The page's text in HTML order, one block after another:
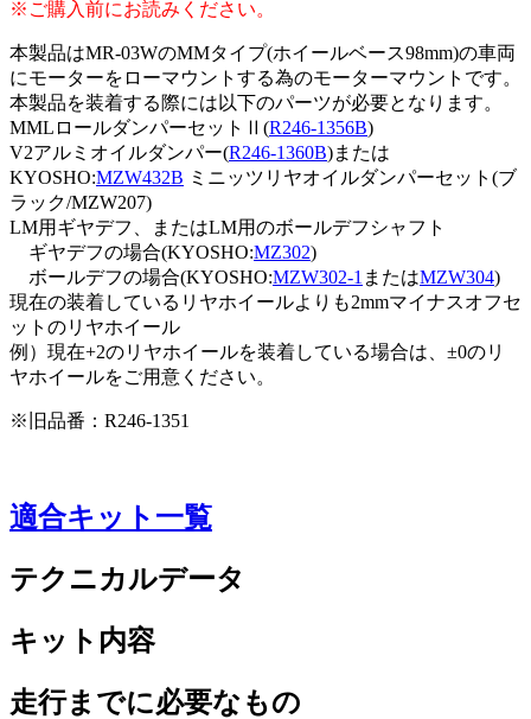
※ご購入前にお読みください。
本製品はMR-03WのMMタイプ(ホイールベース98mm)の車両
にモーターをローマウントする為のモーターマウントです。
本製品を装着する際には以下のパーツが必要となります。
MMLロールダンパーセットⅡ(R246-1356B)
V2アルミオイルダンパー(R246-1360B)または
KYOSHO:MZW432B ミニッツリヤオイルダンパーセット(ブ
ラック/MZW207)
LM用ギヤデフ、またはLM用のボールデフシャフト
ギヤデフの場合(KYOSHO:MZ302)
ボールデフの場合(KYOSHO:MZW302-1 またはMZW304)
現在の装着しているリヤホイールよりも2mmマイナスオフセ
ットのリヤホイール
例）現在+2のリヤホイールを装着している場合は、±0のリ
ヤホイールをご用意ください。
※旧品番：R246-1351
適合キット一覧
テクニカルデータ
キット内容
走行までに必要なもの